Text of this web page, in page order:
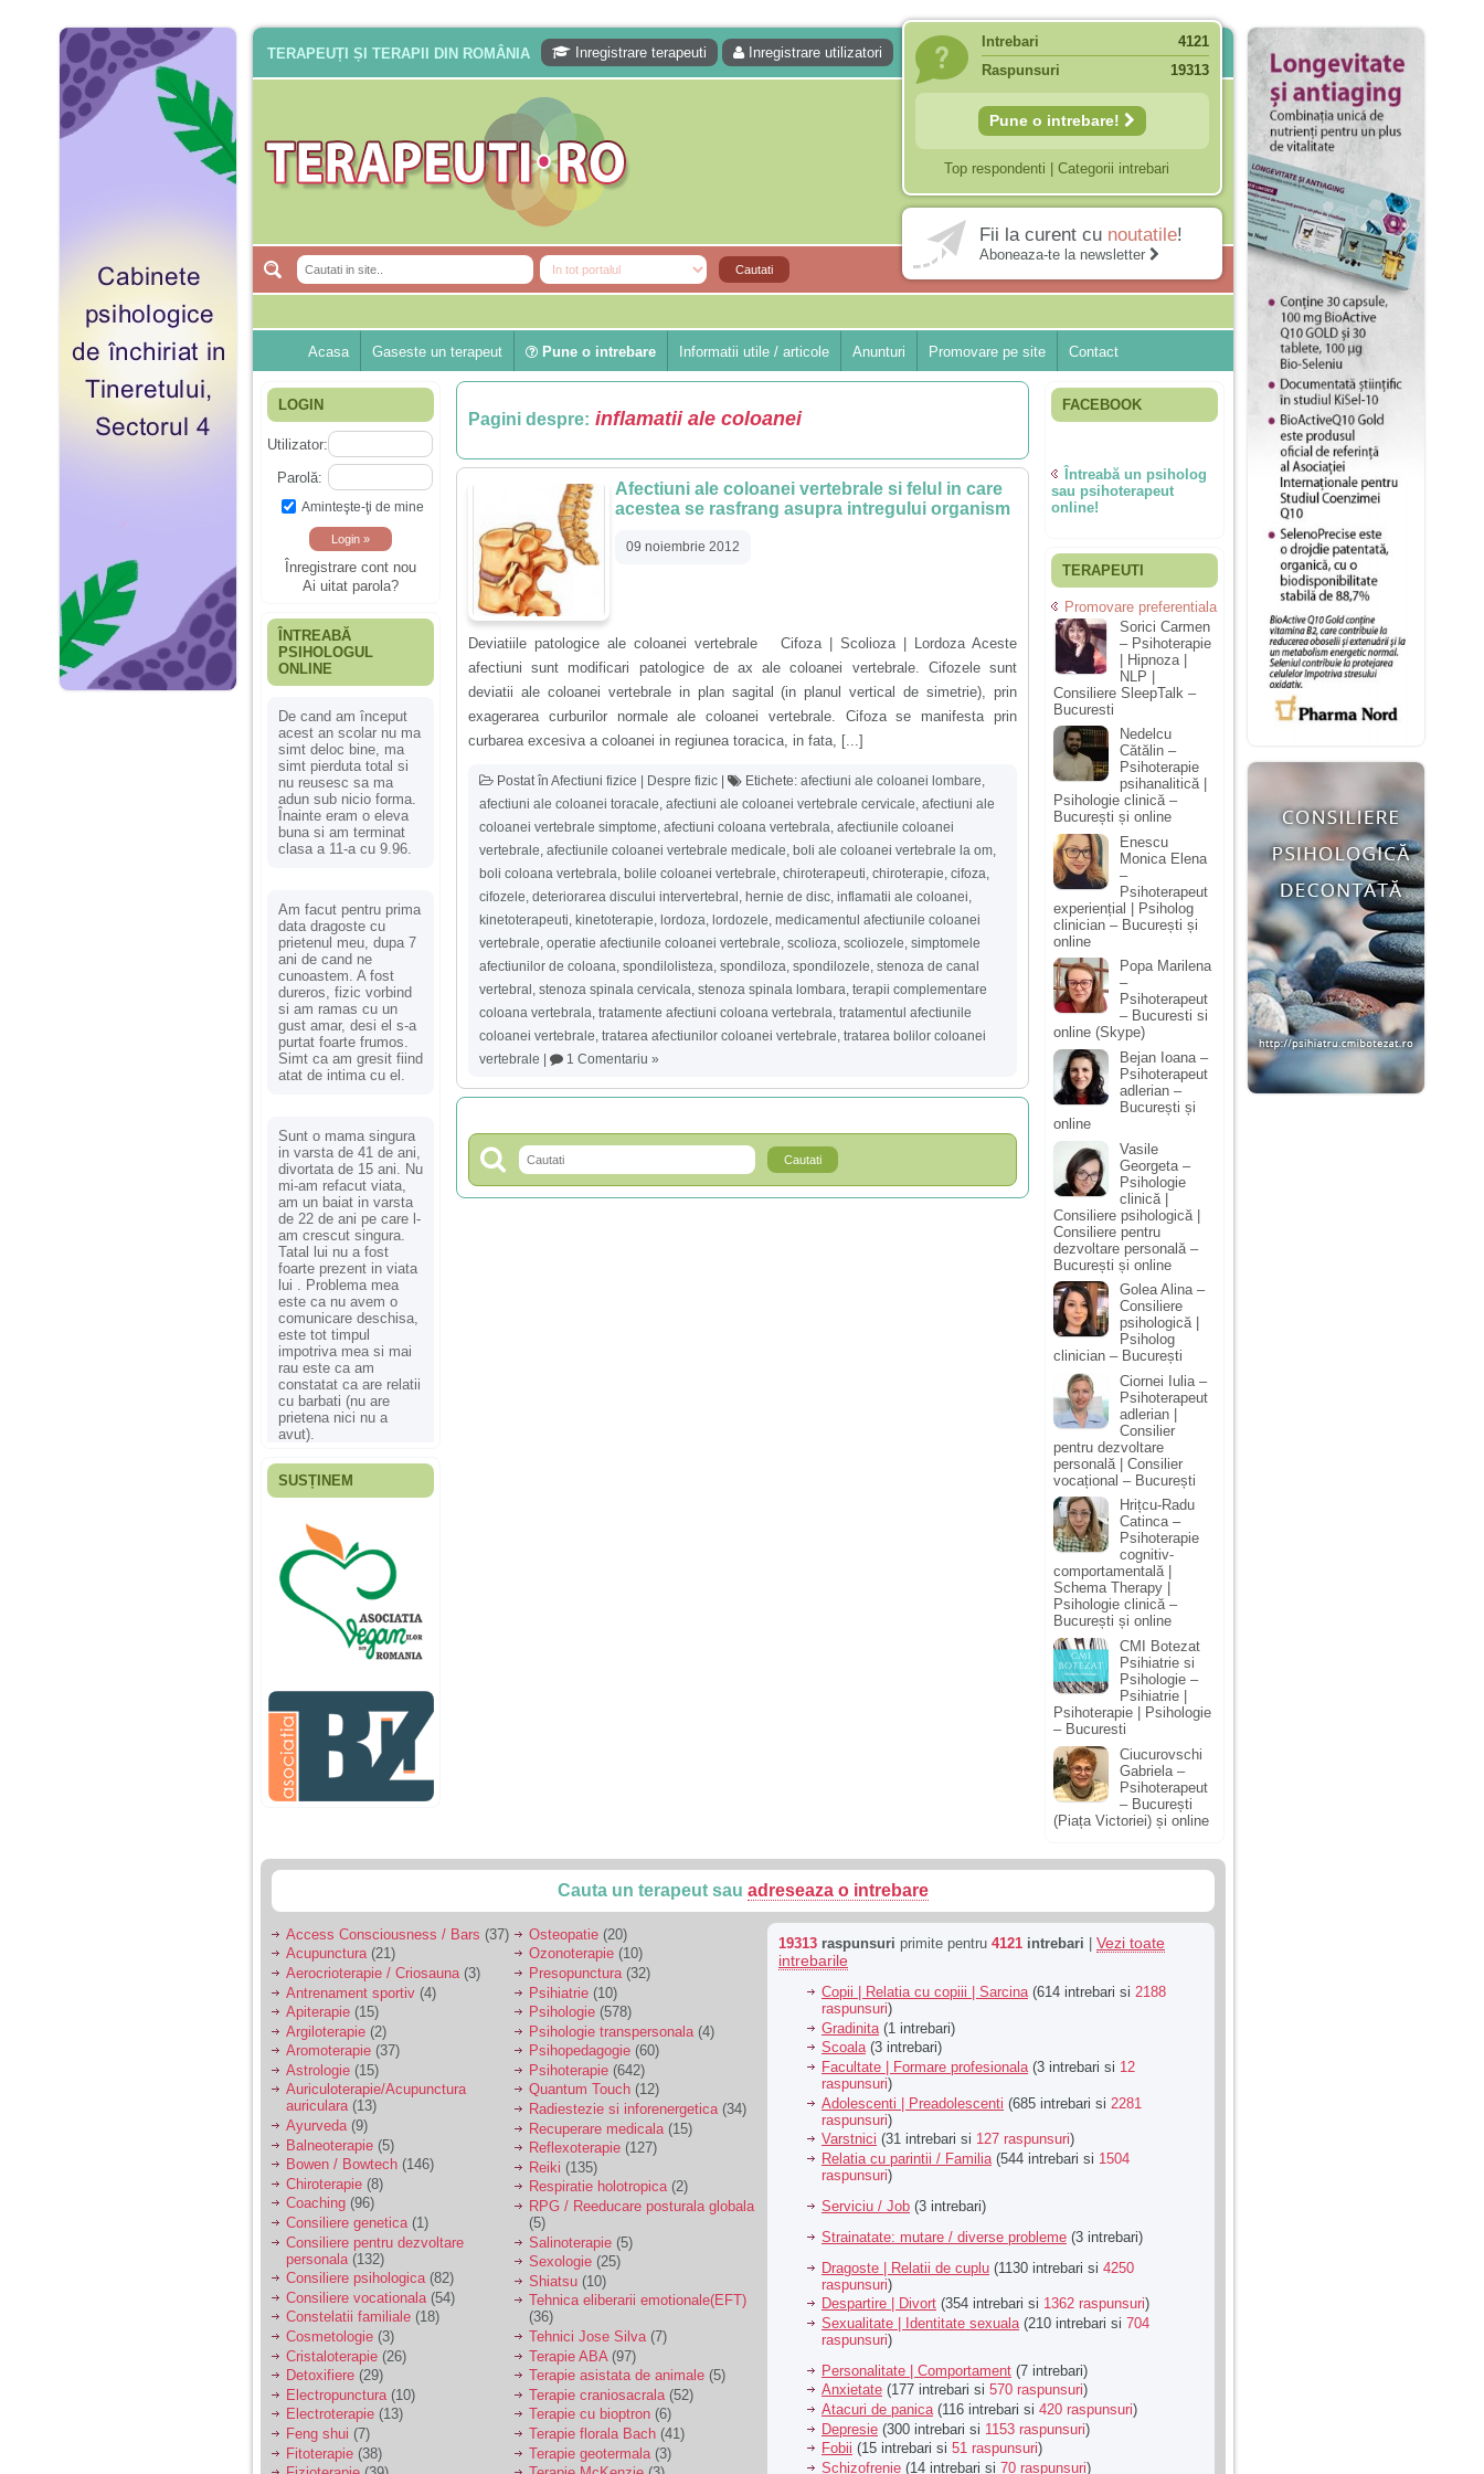
TERAPEUȚI ȘI TERAPII DIN ROMÂNIA Inregistrare terapeuti Inregistrare utilizatori
Intrebari
4121
Raspunsuri
19313
Pune o intrebare!
Top respondenti Categorii intrebari
Fii la curent cu noutatile!
Aboneaza-te la newsletter
Acasa Gaseste un terapeut Pune o intrebare Informatii utile / articole Anunturi Promovare pe site Contact
LOGIN
Utilizator:
Parolă:
Aminteşte-ţi de mine
Înregistrare cont nou
Ai uitat parola?
ÎNTREABĂ
PSIHOLOGUL
ONLINE
De cand am început
acest an scolar nu ma
simt deloc bine, ma
simt pierduta total si
nu reusesc sa ma
adun sub nicio forma.
Înainte eram o eleva
buna si am terminat
clasa a 11-a cu 9.96.
Am facut pentru prima
data dragoste cu
prietenul meu, dupa 7
ani de cand ne
cunoastem. A fost
dureros, fizic vorbind
si am ramas cu un
gust amar, desi el s-a
purtat foarte frumos.
Simt ca am gresit fiind
atat de intima cu el.
Sunt o mama singura
in varsta de 41 de ani,
divortata de 15 ani. Nu
mi-am refacut viata,
am un baiat in varsta
de 22 de ani pe care l-
am crescut singura.
Tatal lui nu a fost
foarte prezent in viata
lui . Problema mea
este ca nu avem o
comunicare deschisa,
este tot timpul
impotriva mea si mai
rau este ca am
constatat ca are relatii
cu barbati (nu are
prietena nici nu a
avut).
Fiica mea s-a nascut
ani, privind in urma
realizez cat de multe
greseli am facut in
educatia si cresterea
ei, am fost o mama
egoista, preocupata
de implinirea
profesionala, cand ea
era mica am neglijat-
agresiva, orice
greseala era taxata cu
o palma sau pedepse.
De 4 ani am o relatie
serioasa cu un barbat
sa se manifeste o
Ma aflu aici pentru ca
vreau sa stiu daca am
nevoie de un psiholog
sau psihiatru.
Sunt casatorita, am
31 de ani si un copil in
varsta de 2 ani care
mi-e lumina ochilor.
De ceva timp simt ca
mi s-a adunat
oboseala, o oboseala
cronica de care nu pot
scapa si simt ca din
cauza ei nu pot
controla nervii si
cateodata are copilul
de suferit.
Am o bariera peste
care nu pot trece:
prietena mea a ramas
insarcinata cu o fata.
Am fost de comun
acord sa facem un
copil, cu gandul ca e
baiat.
SUSȚINEM
Pagini despre: inflamatii ale coloanei
Afectiuni ale coloanei vertebrale si felul in care
acestea se rasfrang asupra intregului organism
09 noiembrie 2012
Deviatiile patologice ale coloanei vertebrale Cifoza | Scolioza | Lordoza Aceste
afectiuni sunt modificari patologice de ax ale coloanei vertebrale. Cifozele sunt
deviatii ale coloanei vertebrale in plan sagital (in planul vertical de simetrie), prin
exagerarea curburilor normale ale coloanei vertebrale. Cifoza se manifesta prin
curbarea excesiva a coloanei in regiunea toracica, in fata, [...]
Postat în Afectiuni fizice | Despre fizic | Etichete: afectiuni ale coloanei lombare
afectiuni ale coloanei toracale afectiuni ale coloanei vertebrale cervicale afectiuni ale
coloanei vertebrale simptome afectiuni coloana vertebrala afectiunile coloanei
vertebrale afectiunile coloanei vertebrale medicale boli ale coloanei vertebrale la om
boli coloana vertebrala bolile coloanei vertebrale chiroterapeuti chiroterapie cifoza
cifozele deteriorarea discului intervertebral hernie de disc inflamatii ale coloanei
kinetoterapeuti kinetoterapie lordoza lordozele medicamentul afectiunile coloanei
vertebrale operatie afectiunile coloanei vertebrale scolioza scoliozele simptomele
afectiunilor de coloana spondilolisteza spondiloza spondilozele stenoza de canal
vertebral stenoza spinala cervicala stenoza spinala lombara terapii complementare
coloana vertebrala tratamente afectiuni coloana vertebrala tratamentul afectiunile
coloanei vertebrale tratarea afectiunilor coloanei vertebrale tratarea bolilor coloanei
vertebrale | 1 Comentariu »
FACEBOOK
Întreabă un psiholog
sau psihoterapeut
online!
TERAPEUTI
Promovare preferentiala
Sorici Carmen
– Psihoterapie
| Hipnoza |
NLP |
Consiliere SleepTalk –
Bucuresti
Nedelcu
Cătălin –
Psihoterapie
psihanalitică |
Psihologie clinică –
București și online
Enescu
Monica Elena
–
Psihoterapeut
experiențial | Psiholog
clinician – București și
online
Popa Marilena
–
Psihoterapeut
– Bucuresti si
online (Skype)
Bejan Ioana –
Psihoterapeut
adlerian –
București și
online
Vasile
Georgeta –
Psihologie
clinică |
Consiliere psihologică |
Consiliere pentru
dezvoltare personală –
București și online
Golea Alina –
Consiliere
psihologică |
Psiholog
clinician – București
Ciornei Iulia –
Psihoterapeut
adlerian |
Consilier
pentru dezvoltare
personală | Consilier
vocațional – București
Hrițcu-Radu
Catinca –
Psihoterapie
cognitiv-
comportamentală |
Schema Therapy |
Psihologie clinică –
București și online
CMI Botezat
Psihiatrie si
Psihologie –
Psihiatrie |
Psihoterapie | Psihologie
– Bucuresti
Ciucurovschi
Gabriela –
Psihoterapeut
– București
(Piața Victoriei) și online
Cauta un terapeut sau adreseaza o intrebare
Access Consciousness / Bars (37)
Acupunctura(21)
Aerocrioterapie / Criosauna (3)
Antrenament sportiv (4)
Apiterapie (15)
Argiloterapie (2)
Aromoterapie (37)
Astrologie (15)
Auriculoterapie/Acupunctura
auriculara(13)
Ayurveda(9)
Balneoterapie (5)
Bowen / Bowtech (146)
Chiroterapie (8)
Coaching (96)
Consiliere genetica(1)
Consiliere pentru dezvoltare
personala (132)
Consiliere psihologica(82)
Consiliere vocationala (54)
Constelatii familiale (18)
Cosmetologie (3)
Cristaloterapie (26)
Detoxifiere (29)
Electropunctura (10)
Electroterapie (13)
Feng shui (7)
Fitoterapie (38)
Osteopatie (20)
Ozonoterapie (10)
Presopunctura (32)
Psihiatrie (10)
Psihologie (578)
Psihologie transpersonala (4)
Psihopedagogie (60)
Psihoterapie (642)
Quantum Touch (12)
Radiestezie si inforenergetica(34)
Recuperare medicala (15)
Reflexoterapie (127)
Reiki (135)
Respiratie holotropica(2)
RPG / Reeducare posturala globala
(5)
Salinoterapie (5)
Sexologie (25)
Shiatsu (10)
Tehnica eliberarii emotionale(EFT)
(36)
Tehnici Jose Silva(7)
Terapie ABA (97)
Terapie asistata de animale (5)
Terapie craniosacrala (52)
Terapie cu bioptron (6)
Terapie florala Bach (41)
Terapie geotermala (3)
19313 raspunsuri primite pentru 4121 intrebari
Vezi toate
intrebarile
Copii | Relatia cu copiii | Sarcina(614 intrebari si 2188
raspunsuri)
Gradinita (1 intrebari)
Scoala(3 intrebari)
Facultate | Formare profesionala (3 intrebari si 12
raspunsuri)
Adolescenti | Preadolescenti (685 intrebari si 2281
raspunsuri)
Varstnici (31 intrebari si 127 raspunsuri)
Relatia cu parintii / Familia (544 intrebari si 1504
raspunsuri)
Serviciu / Job (3 intrebari)
Strainatate: mutare / diverse probleme (3 intrebari)
Dragoste | Relatii de cuplu (1130 intrebari si 4250
raspunsuri)
Despartire | Divort (354 intrebari si 1362 raspunsuri)
Sexualitate | Identitate sexuala (210 intrebari si 704
raspunsuri)
Personalitate | Comportament (7 intrebari)
Anxietate (177 intrebari si 570 raspunsuri)
Atacuri de panica(116 intrebari si 420 raspunsuri)
Depresie (300 intrebari si 1153 raspunsuri)
Fobii (15 intrebari si 51 raspunsuri)
Schizofrenie (14 intrebari si 70 raspunsuri)